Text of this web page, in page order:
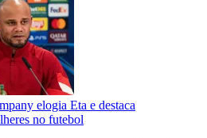
elogia Eta e destaca
no futebol